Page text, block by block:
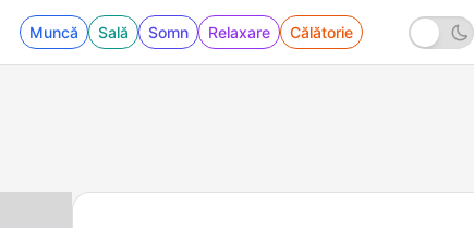
Muncă Sală Somn Relaxare Călătorie